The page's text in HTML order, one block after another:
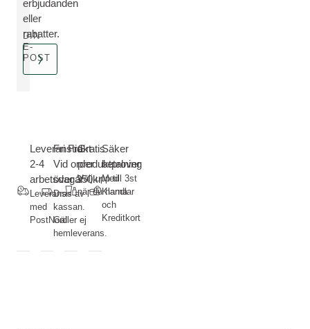
erbjudanden
eller
rabatter.
DIN
E-
POST
Leveranstid
2-4
arbetsdagar
Leverans
med
PostNord
Fri Frakt-
Vid order
över 350kr
Dras av i
kassan.
Gäller ej
hemleverans.
Gratis
produktprover
Välj upp till 3st
när du handlar
Säker
betalning
Med
Klarna
och
Kreditkort